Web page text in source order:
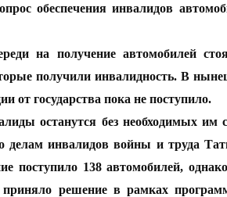
обеспечения инвалидов
на получение автомобилей
получили инвалидность. В
от государства пока не поступило.
останутся без необходимых им
делам инвалидов войны и труда
поступило 138 автомобилей,
приняло решение в рамках